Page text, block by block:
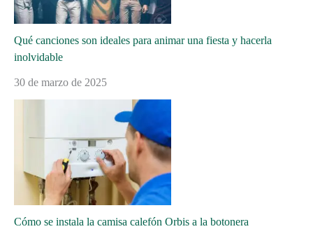
Qué canciones son ideales para animar una fiesta y hacerla
inolvidable
30 de marzo de 2025
Cómo se instala la camisa calefón Orbis a la botonera